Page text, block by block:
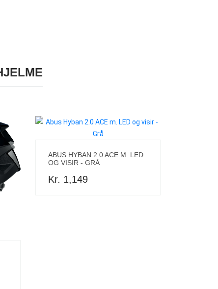
ABUS HYBAN 2.0 ACE M. LED
OG VISIR - GRÅ
Kr. 1,149